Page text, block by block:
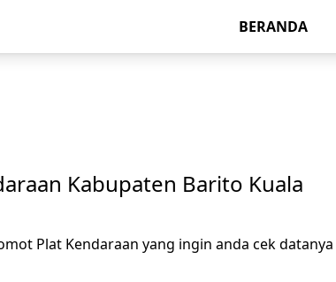
BERANDA
Kabupaten Barito Kuala
Plat Kendaraan yang ingin anda cek datanya